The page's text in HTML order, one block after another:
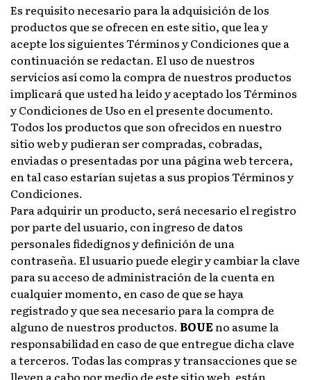
Es requisito necesario para la adquisición de los
productos que se ofrecen en este sitio, que lea y
acepte los siguientes Términos y Condiciones que a
continuación se redactan. El uso de nuestros
servicios así como la compra de nuestros productos
implicará que usted ha leído y aceptado los Términos
y Condiciones de Uso en el presente documento.
Todos los productos que son ofrecidos en nuestro
sitio web y pudieran ser compradas, cobradas,
enviadas o presentadas por una página web tercera,
en tal caso estarían sujetas a sus propios Términos y
Condiciones.
Para adquirir un producto, será necesario el registro
por parte del usuario, con ingreso de datos
personales fidedignos y definición de una
contraseña. El usuario puede elegir y cambiar la clave
para su acceso de administración de la cuenta en
cualquier momento, en caso de que se haya
registrado y que sea necesario para la compra de
alguno de nuestros productos. BOUEno asume la
responsabilidad en caso de que entregue dicha clave
a terceros. Todas las compras y transacciones que se
lleven a cabo por medio de este sitio web, están